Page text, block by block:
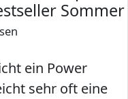
Sommer
ein Power
sehr oft eine